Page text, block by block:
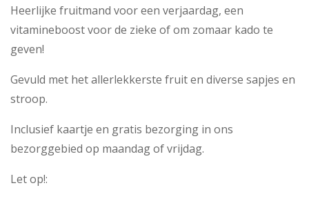
Heerlijke fruitmand voor een verjaardag, een
vitamineboost voor de zieke of om zomaar kado te
geven!
Gevuld met het allerlekkerste fruit en diverse sapjes en
stroop.
Inclusief kaartje en gratis bezorging in ons
bezorggebied op maandag of vrijdag.
Let op!: